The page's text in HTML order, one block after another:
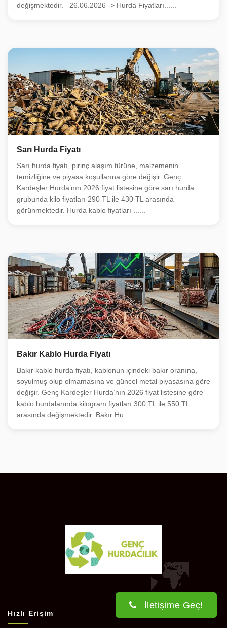
değişmektedir.– 26.06.2026 -> Hurda Fiyatları......
Sarı Hurda Fiyatı
Sarı hurda fiyatı, pirinç alaşım türüne, malzemenin
temizliğine ve piyasa koşullarına göre değişir. Genç
Kardeşler Hurda’nın 2026 fiyat listesine göre sarı hurda
grubunda kilo fiyatları 290 TL ile 430 TL arasında
görünmektedir. Hurda kablo fiyatları ......
Bakır Kablo Hurda Fiyatı
Bakır kablo hurda fiyatı, kablonun içindeki bakır oranına,
soyulmuş olup olmamasına ve güncel metal piyasasına göre
değişir. Genç Kardeşler Hurda’nın 2026 fiyat listesine göre
kablo hurdalarında kilogram fiyatları 300 TL ile 550 TL
arasında değişmektedir. Bakır Hu......
İletişime Geç!
Hızlı Erişim